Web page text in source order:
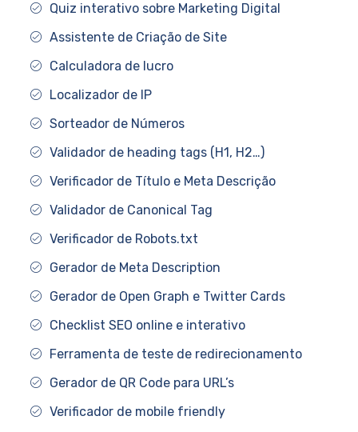
Quiz interativo sobre Marketing Digital
Assistente de Criação de Site
Calculadora de lucro
Localizador de IP
Sorteador de Números
Validador de heading tags (H1, H2…)
Verificador de Título e Meta Descrição
Validador de Canonical Tag
Verificador de Robots.txt
Gerador de Meta Description
Gerador de Open Graph e Twitter Cards
Checklist SEO online e interativo
Ferramenta de teste de redirecionamento
Gerador de QR Code para URL’s
Verificador de mobile friendly